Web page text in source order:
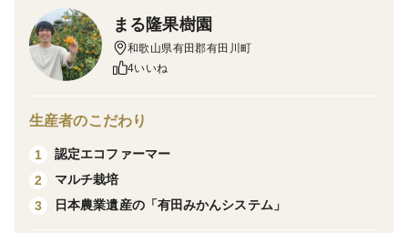
早生みかんは11月頃にかけて店頭で見かけるようになる
みかんです。
体に黄色みを帯びていきます。一番、馴染み深いみかん
です。
★11月下旬より順次出荷開始となります。
まる隆果樹園
和歌山県有田郡有田川町
4いいね
生産者のこだわり
1
認定エコファーマー
2
マルチ栽培
3
日本農業遺産の「有田みかんシステム」